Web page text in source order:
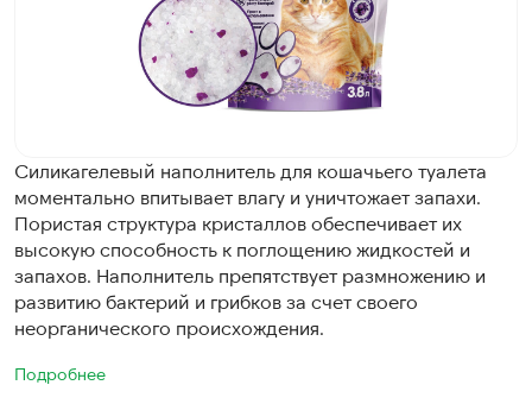
Cиликагелевый наполнитель для кошачьего туалета
моментально впитывает влагу и уничтожает запахи.
Пористая структура кристаллов обеспечивает их
высокую способность к поглощению жидкостей и
запахов. Наполнитель препятствует размножению и
развитию бактерий и грибков за счет своего
неорганического происхождения.
Подробнее